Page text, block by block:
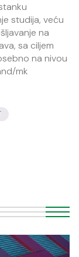
studija, veću
na
sa ciljem
na nivou
mk